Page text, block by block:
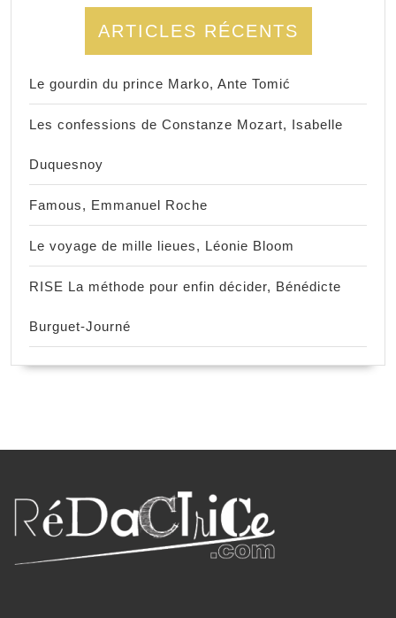
ARTICLES RÉCENTS
Le gourdin du prince Marko, Ante Tomić
Les confessions de Constanze Mozart, Isabelle
Duquesnoy
Famous, Emmanuel Roche
Le voyage de mille lieues, Léonie Bloom
RISE La méthode pour enfin décider, Bénédicte
Burguet-Journé